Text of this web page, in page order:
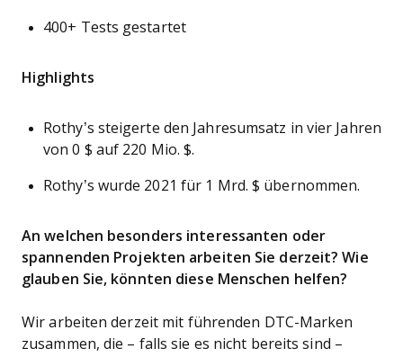
400+ Tests gestartet
Highlights
Rothy’s steigerte den Jahresumsatz in vier Jahren
von 0 $ auf 220 Mio. $.
Rothy’s wurde 2021 für 1 Mrd. $ übernommen.
An welchen besonders interessanten oder
spannenden Projekten arbeiten Sie derzeit? Wie
glauben Sie, könnten diese Menschen helfen?
Wir arbeiten derzeit mit führenden DTC-Marken
zusammen, die – falls sie es nicht bereits sind –